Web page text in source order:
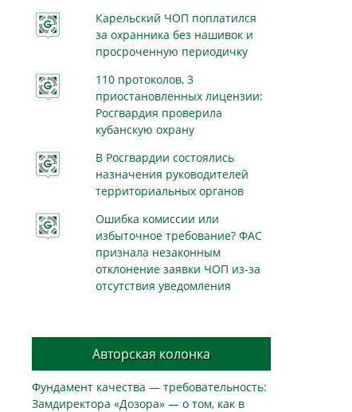
Карельский ЧОП поплатился
за охранника без нашивок и
просроченную периодичку
110 протоколов, 3
приостановленных лицензии:
Росгвардия проверила
кубанскую охрану
В Росгвардии состоялись
назначения руководителей
территориальных органов
Ошибка комиссии или
избыточное требование? ФАС
признала незаконным
отклонение заявки ЧОП из-за
отсутствия уведомления
Авторская колонка
Фундамент качества — требовательность:
Замдиректора «Дозора» — о том, как в